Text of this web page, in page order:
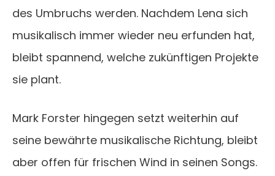
des Umbruchs werden. Nachdem Lena sich
musikalisch immer wieder neu erfunden hat,
bleibt spannend, welche zukünftigen Projekte
sie plant.
Mark Forster hingegen setzt weiterhin auf
seine bewährte musikalische Richtung, bleibt
aber offen für frischen Wind in seinen Songs.